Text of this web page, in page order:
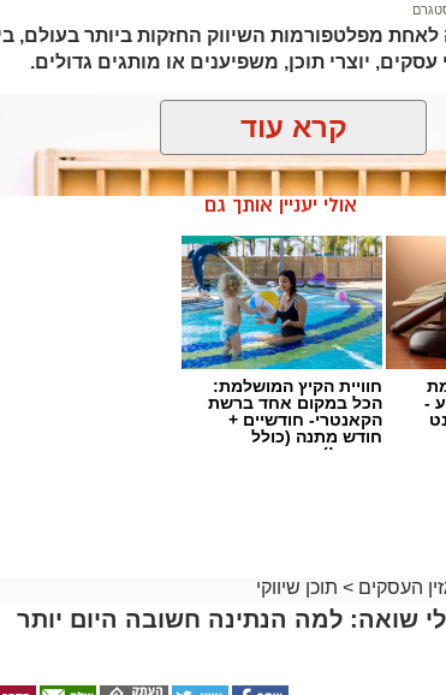
מפלטפורמות השיווק החזקות ביותר בעולם,
יוצרי תוכן, משפיענים או מותגים גדולים.
שכל גולש בודק כשהוא נכנס לפרופיל הוא מספר
פתרונות שיסייעו להם להגדיל את החשבון
הפופולריות היא
קרא עוד
אולי יעניין אותך גם
-
חוויית הקיץ המושלמת:
הכל במקום אחד ברשת
הקאנטרי- חודשיים +
חודש מתנה (כולל
החגים!)
העסקים > תוכן שיווקי
שואה: למה הנתינה חשובה היום יותר